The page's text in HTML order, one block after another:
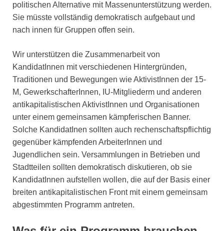
politischen Alternative mit Massenunterstützung werden.
Sie müsste vollständig demokratisch aufgebaut und
nach innen für Gruppen offen sein.
Wir unterstützen die Zusammenarbeit von
KandidatInnen mit verschiedenen Hintergründen,
Traditionen und Bewegungen wie AktivistInnen der 15-
M, GewerkschafterInnen, IU-Mitgliederm und anderen
antikapitalistischen AktivistInnen und Organisationen
unter einem gemeinsamen kämpferischen Banner.
Solche KandidatInen sollten auch rechenschaftspflichtig
gegenüber kämpfenden ArbeiterInnen und
Jugendlichen sein. Versammlungen in Betrieben und
Stadtteilen sollten demokratisch diskutieren, ob sie
KandidatInnen aufstellen wollen, die auf der Basis einer
breiten antikapitalistischen Front mit einem gemeinsam
abgestimmten Programm antreten.